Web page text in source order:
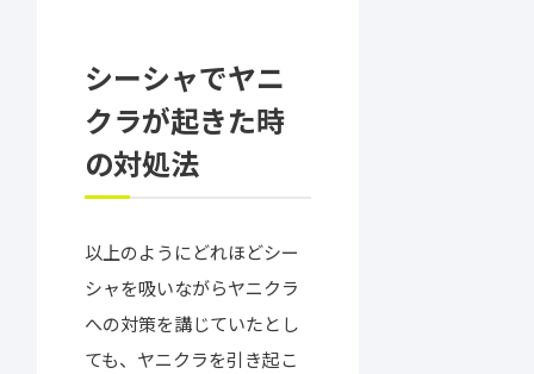
シーシャでヤニ
クラが起きた時
の対処法
以上のようにどれほどシー
シャを吸いながらヤニクラ
への対策を講じていたとし
ても、ヤニクラを引き起こ